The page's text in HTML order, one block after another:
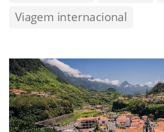
Viagem internacional